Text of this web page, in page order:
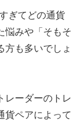
ぎてどの通貨
悩みや「そもそ
方も多いでしょ
レーダーのトレ
貨ペアによって